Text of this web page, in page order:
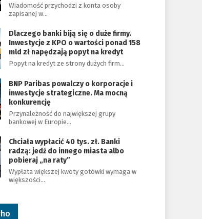
Wiadomość przychodzi z konta osoby
zapisanej w…
Dlaczego banki biją się o duże firmy.
Inwestycje z KPO o wartości ponad 158
mld zł napędzają popyt na kredyt
Popyt na kredyt ze strony dużych firm…
BNP Paribas powalczy o korporacje i
inwestycje strategiczne. Ma mocną
konkurencję
Przynależność do największej grupy
bankowej w Europie…
Chciała wypłacić 40 tys. zł. Banki
radzą: jedź do innego miasta albo
pobieraj „na raty”
Wypłata większej kwoty gotówki wymaga w
większości…